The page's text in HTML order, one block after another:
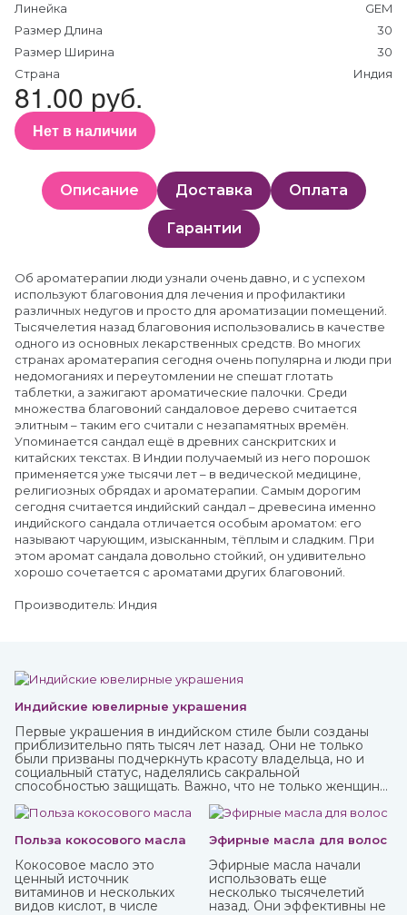
Линейка
GEM
Размер Длина
30
Размер Ширина
30
Страна
Индия
81.00 руб.
Нет в наличии
Описание Доставка Оплата
Гарантии
Об ароматерапии люди узнали очень давно, и с успехом
используют благовония для лечения и профилактики
различных недугов и просто для ароматизации помещений.
Тысячелетия назад благовония использовались в качестве
одного из основных лекарственных средств. Во многих
странах ароматерапия сегодня очень популярна и люди при
недомоганиях и переутомлении не спешат глотать
таблетки, а зажигают ароматические палочки. Среди
множества благовоний сандаловое дерево считается
элитным – таким его считали с незапамятных времён.
Упоминается сандал ещё в древних санскритских и
китайских текстах. В Индии получаемый из него порошок
применяется уже тысячи лет – в ведической медицине,
религиозных обрядах и ароматерапии. Самым дорогим
сегодня считается индийский сандал – древесина именно
индийского сандала отличается особым ароматом: его
называют чарующим, изысканным, тёплым и сладким. При
этом аромат сандала довольно стойкий, он удивительно
хорошо сочетается с ароматами других благовоний.
Производитель: Индия
Индийские ювелирные украшения
Первые украшения в индийском стиле были созданы
приблизительно пять тысяч лет назад. Они не только
были призваны подчеркнуть красоту владельца, но и
социальный статус, наделялись сакральной
способностью защищать. Важно, что не только женщины,
предназначались для определенных жизненных
каждая вещь имеет свое значение и передается в
украшения вы можете в интернет-магазине ИндоКитай с
доставкой по всей стране.
Польза кокосового масла
Кокосовое масло это
ценный источник
витаминов и нескольких
видов кислот, в числе
Эфирные масла для волос
Эфирные масла начали
использовать еще
несколько тысячелетий
назад. Они эффективны не